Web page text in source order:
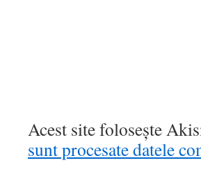
Acest site folosește
sunt procesate datele